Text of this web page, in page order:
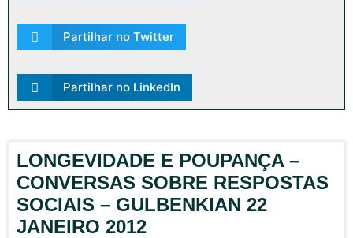
Partilhar no Twitter
Partilhar no LinkedIn
LONGEVIDADE E POUPANÇA –
CONVERSAS SOBRE RESPOSTAS
SOCIAIS – GULBENKIAN 22
JANEIRO 2012